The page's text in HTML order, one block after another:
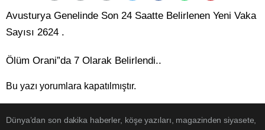
Avusturya Genelinde Son 24 Saatte Belirlenen Yeni Vaka
Sayısı 2624 .
Ölüm Orani”da 7 Olarak Belirlendi..
Bu yazı yorumlara kapatılmıştır.
Dünya’dan son dakika haberler, köşe yazıları, magazinden siyasete,